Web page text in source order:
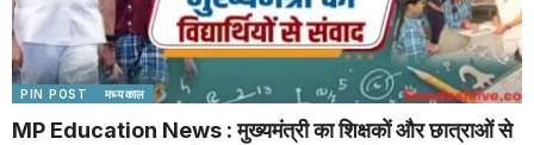
PIN POST मध्यकाल
MP Education News : मुख्यमंत्री का शिक्षकों और छात्राओं से